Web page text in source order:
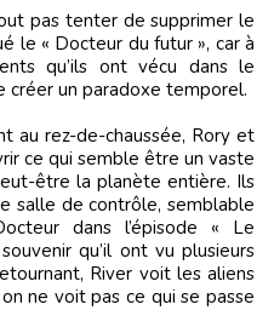
pas tenter de supprimer le
le « Docteur du futur », car à
qu’ils ont vécu dans le
créer un paradoxe temporel.
au rez-de-chaussée, Rory et
ce qui semble être un vaste
être la planète entière. Ils
salle de contrôle, semblable
dans l’épisode « Le
qu’il ont vu plusieurs
River voit les aliens
ne voit pas ce qui se passe